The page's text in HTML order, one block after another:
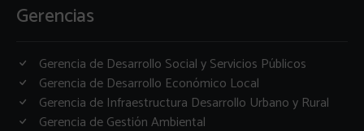
Gerencias
Gerencia de Desarrollo Social y Servicios Públicos
Gerencia de Desarrollo Económico Local
Gerencia de Infraestructura Desarrollo Urbano y Rural
Gerencia de Gestión Ambiental